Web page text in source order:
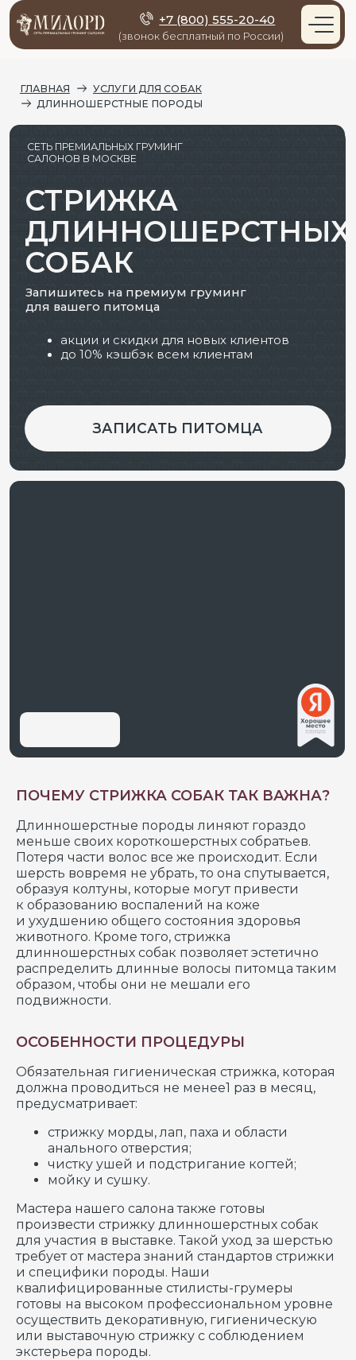
(звонок бесплатный по России)
+7 (800) 555-20-40
ДЛИННОШЕРСТНЫЕ ПОРОДЫ
акции и скидки для новых клиентов
Запишитесь на премиум груминг
для вашего питомца
СТРИЖКА
ДЛИННОШЕРСТНЫХ
СОБАК
САЛОНОВ В МОСКВЕ
ЗАПИСАТЬ ПИТОМЦА
ПОЧЕМУ СТРИЖКА СОБАК ТАК ВАЖНА?
Длинношерстные породы линяют гораздо
меньше своих короткошерстных собратьев.
Потеря части волос все же происходит. Если
шерсть вовремя не убрать, то она спутывается,
образуя колтуны, которые могут привести
к образованию воспалений на коже
и ухудшению общего состояния здоровья
животного. Кроме того, стрижка
длинношерстных собак позволяет эстетично
распределить длинные волосы питомца таким
образом, чтобы они не мешали его
подвижности.
ОСОБЕННОСТИ ПРОЦЕДУРЫ
Обязательная гигиеническая стрижка, которая
должна проводиться не менее1 раз в месяц,
предусматривает:
стрижку морды, лап, паха и области
анального отверстия;
чистку ушей и подстригание когтей;
мойку и сушку.
Мастера нашего салона также готовы
произвести стрижку длинношерстных собак
для участия в выставке. Такой уход за шерстью
требует от мастера знаний стандартов стрижки
и специфики породы. Наши
квалифицированные стилисты-грумеры
готовы на высоком профессиональном уровне
осуществить декоративную, гигиеническую
или выставочную стрижку с соблюдением
экстерьера породы.